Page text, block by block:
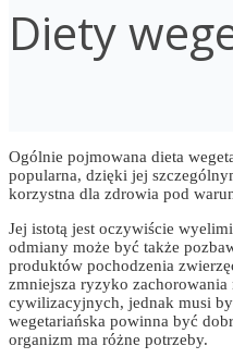
Diety
Ogólnie pojmowana dieta
popularna, dzięki jej
korzystna dla zdrowia pod
Jej istotą jest oczywiście
odmiany może być także
produktów pochodzenia
zmniejsza ryzyko zachorowania
cywilizacyjnych, jednak musi
wegetariańska powinna być
organizm ma różne potrzeby.